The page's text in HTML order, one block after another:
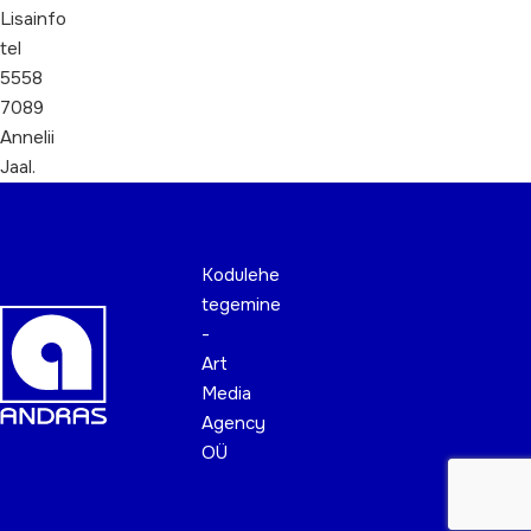
Lisainfo
tel
5558
7089
Annelii
Jaal.
Kodulehe
tegemine
-
Art
Media
Agency
OÜ